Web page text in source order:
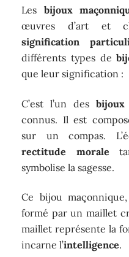
Les bijoux
œuvres d’art et
signification
différents types de
que leur signification :
C’est l’un des bijoux
connus. Il est
sur un compas.
rectitude morale
symbolise la sagesse.
Ce bijou
formé par un maillet
maillet représente la
incarne l’intelligence.